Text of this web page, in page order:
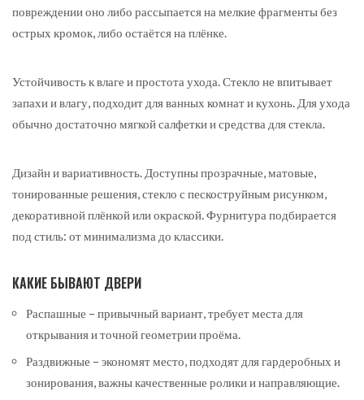
повреждении оно либо рассыпается на мелкие фрагменты без
острых кромок, либо остаётся на плёнке.
Устойчивость к влаге и простота ухода. Стекло не впитывает
запахи и влагу, подходит для ванных комнат и кухонь. Для ухода
обычно достаточно мягкой салфетки и средства для стекла.
Дизайн и вариативность. Доступны прозрачные, матовые,
тонированные решения, стекло с пескоструйным рисунком,
декоративной плёнкой или окраской. Фурнитура подбирается
под стиль: от минимализма до классики.
КАКИЕ БЫВАЮТ ДВЕРИ
Распашные – привычный вариант, требует места для
открывания и точной геометрии проёма.
Раздвижные – экономят место, подходят для гардеробных и
зонирования, важны качественные ролики и направляющие.